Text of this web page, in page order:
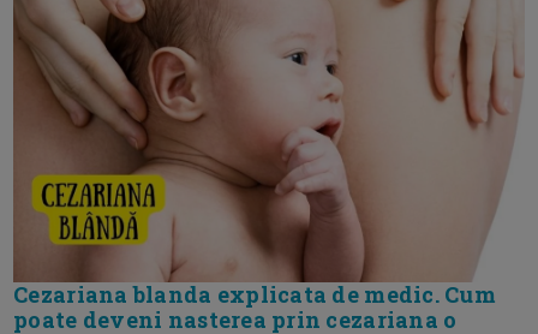
Cezariana blanda explicata de medic. Cum
poate deveni nasterea prin cezariana o